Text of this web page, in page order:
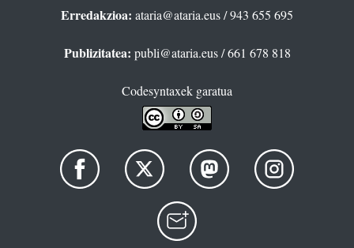
Erredakzioa: ataria@ataria.eus/ 943 655 695
Publizitatea: publi@ataria.eus/ 661 678 818
Codesyntaxek garatua